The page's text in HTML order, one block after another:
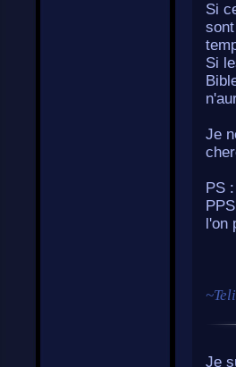
Si
Si
Je
PS
l'on
~
Je